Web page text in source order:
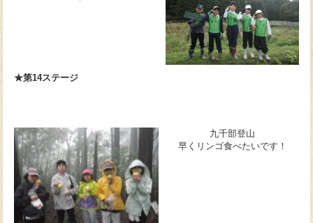
★第14ステージ
九千部登山
早くリンゴ食べたいです！